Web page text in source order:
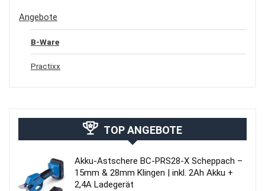
Angebote
B-Ware
Practixx
TOP ANGEBOTE
Akku-Astschere BC-PRS28-X Scheppach –
15mm & 28mm Klingen | inkl. 2Ah Akku +
2,4A Ladegerät